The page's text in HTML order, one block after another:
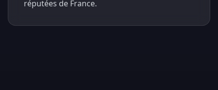
réputées de France.